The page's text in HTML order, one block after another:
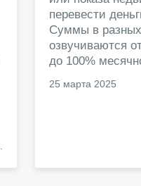
перевести
Суммы в
озвучиваются
до 100%
25 марта 2025